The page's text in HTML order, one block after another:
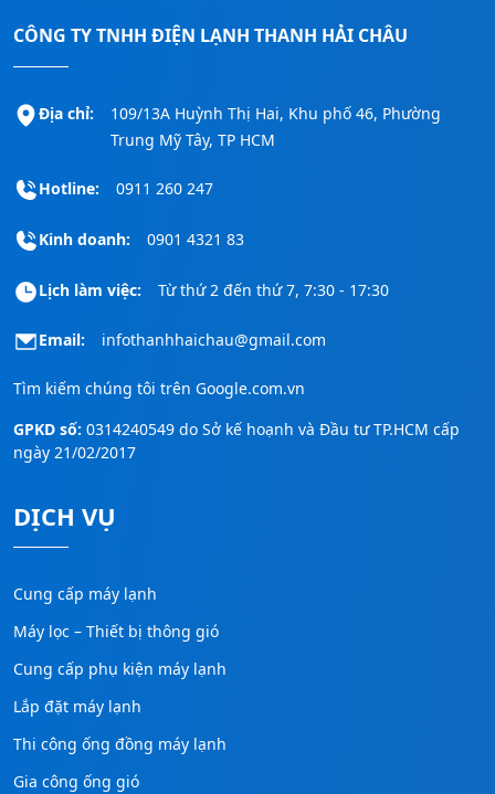
CÔNG TY TNHH ĐIỆN LẠNH THANH HẢI CHÂU
Địa chỉ:
109/13A Huỳnh Thị Hai, Khu phố 46, Phường
Trung Mỹ Tây, TP HCM
Hotline: 0911 260 247
Kinh doanh: 0901 4321 83
Lịch làm việc: Từ thứ 2 đến thứ 7, 7:30 - 17:30
Email: infothanhhaichau@gmail.com
Tìm kiếm chúng tôi trên Google.com.vn
GPKD số: 0314240549 do Sở kế hoạnh và Đầu tư TP.HCM cấp
ngày 21/02/2017
DỊCH VỤ
Cung cấp máy lạnh
Máy lọc – Thiết bị thông gió
Cung cấp phụ kiện máy lạnh
Lắp đặt máy lạnh
Thi công ống đồng máy lạnh
Gia công ống gió